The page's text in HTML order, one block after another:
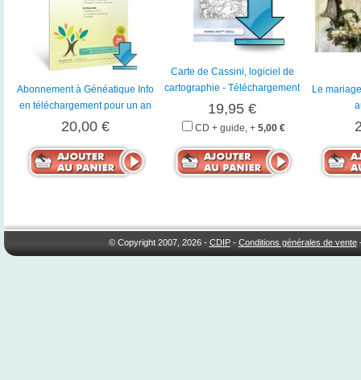
Abonnement à Généatique Info
en téléchargement pour un an
20,00 €
Carte de Cassini, logiciel de
cartographie - Téléchargement
19,95 €
CD + guide, + 5,00 €
Le
© Copyright 2007, 2026 - CDIP- Conditions générales de vente